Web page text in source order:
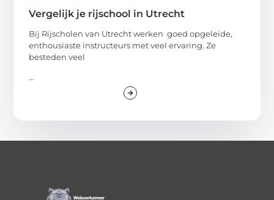
Vergelijk je rijschool in Utrecht
Bij Rijscholen van Utrecht werken goed opgeleide,
enthousiaste instructeurs met veel ervaring. Ze
besteden veel
...